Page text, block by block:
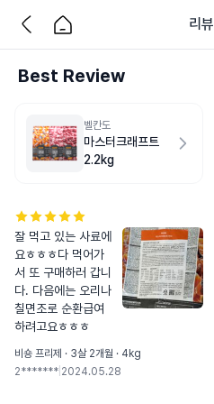
리뷰
Best Review
벨칸도
마스터크래프트
2.2kg
잘 먹고 있는 사료에
요ㅎㅎㅎ다 먹어가
서 또 구매하러 갑니
다. 다음에는 오리나
칠면조로 순환급여
하려고요ㅎㅎㅎ
비숑 프리제 · 3살 2개월 · 4kg
2******* 2024.05.28